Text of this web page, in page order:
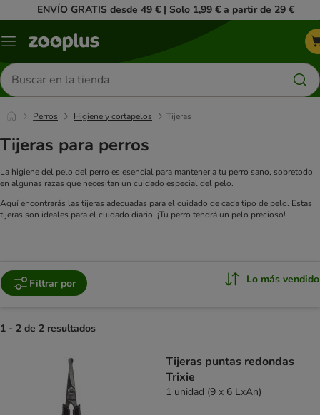
ENVÍO GRATIS desde 49 € | Solo 1,99 € a partir de 29 €
Menú
Buscar
productos
Perros Higiene y cortapelos Tijeras
Tijeras para perros
La higiene del pelo del perro es esencial para mantener a tu perro sano, sobretodo
en algunas razas que necesitan un cuidado especial del pelo.
Aquí encontrarás las tijeras adecuadas para el cuidado de cada tipo de pelo. Estas
tijeras son ideales para el cuidado diario. ¡Tu perro tendrá un pelo precioso!
Filtrar por Lo más vendido
1 - 2 de 2 resultados
Tijeras puntas redondas
Trixie
1 unidad (9 x 6 LxAn)